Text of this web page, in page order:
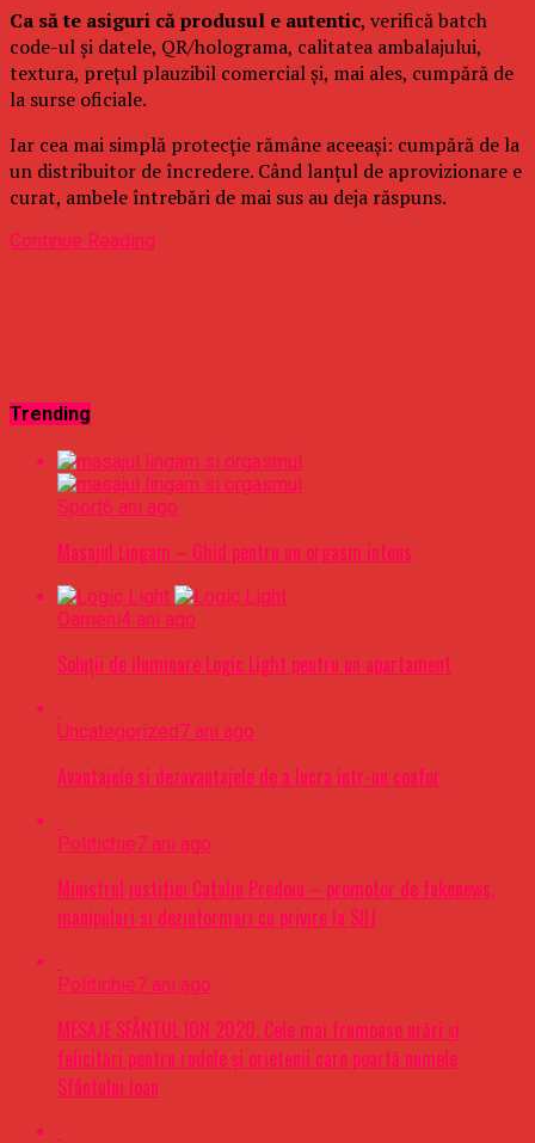
Ca să te asiguri că produsul e autentic, verifică batch
code-ul și datele, QR/holograma, calitatea ambalajului,
textura, prețul plauzibil comercial și, mai ales, cumpără de
la surse oficiale.
Iar cea mai simplă protecție rămâne aceeași: cumpără de la
un distribuitor de încredere. Când lanțul de aprovizionare e
curat, ambele întrebări de mai sus au deja răspuns.
Continue Reading
Trending
Sport6 ani ago
Masajul Lingam – Ghid pentru un orgasm intens
Oameni4 ani ago
Soluții de iluminare Logic Light pentru un apartament
Uncategorized7 ani ago
Avantajele si dezavantajele de a lucra intr-un coafor
Politichie7 ani ago
Ministrul justitiei Catalin Predoiu – promotor de fakenews,
manipulari si dezinformari cu privire la SIIJ
Politichie7 ani ago
MESAJE SFÂNTUL ION 2020. Cele mai frumoase urări şi
felicitări pentru rudele şi prietenii care poartă numele
Sfântului Ioan